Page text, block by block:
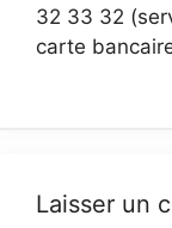
32 33 32
carte
Laisser un